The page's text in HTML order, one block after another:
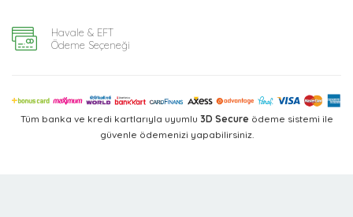
Havale & EFT
Ödeme Seçeneği
Tüm banka ve kredi kartlarıyla uyumlu 3D Secure ödeme sistemi ile
güvenle ödemenizi yapabilirsiniz.